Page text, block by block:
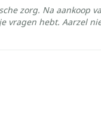
zorg. Na aankoop
vragen hebt. Aarzel